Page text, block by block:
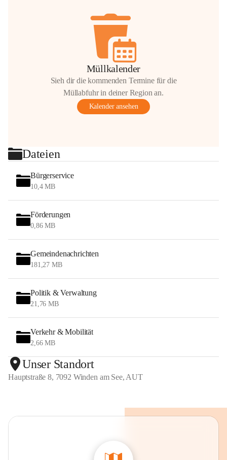
Müllkalender
Sieh dir die kommenden Termine für die
Müllabfuhr in deiner Region an.
Kalender ansehen
Dateien
Bürgerservice
10,4 MB
Förderungen
0,86 MB
Gemeindenachrichten
181,27 MB
Politik & Verwaltung
21,76 MB
Verkehr & Mobilität
2,66 MB
Unser Standort
Hauptstraße 8, 7092 Winden am See, AUT